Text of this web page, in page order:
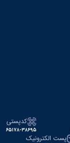
کدپستی
۶۵۱۷۸-۳۸۶۹۵
پست الکترونیک